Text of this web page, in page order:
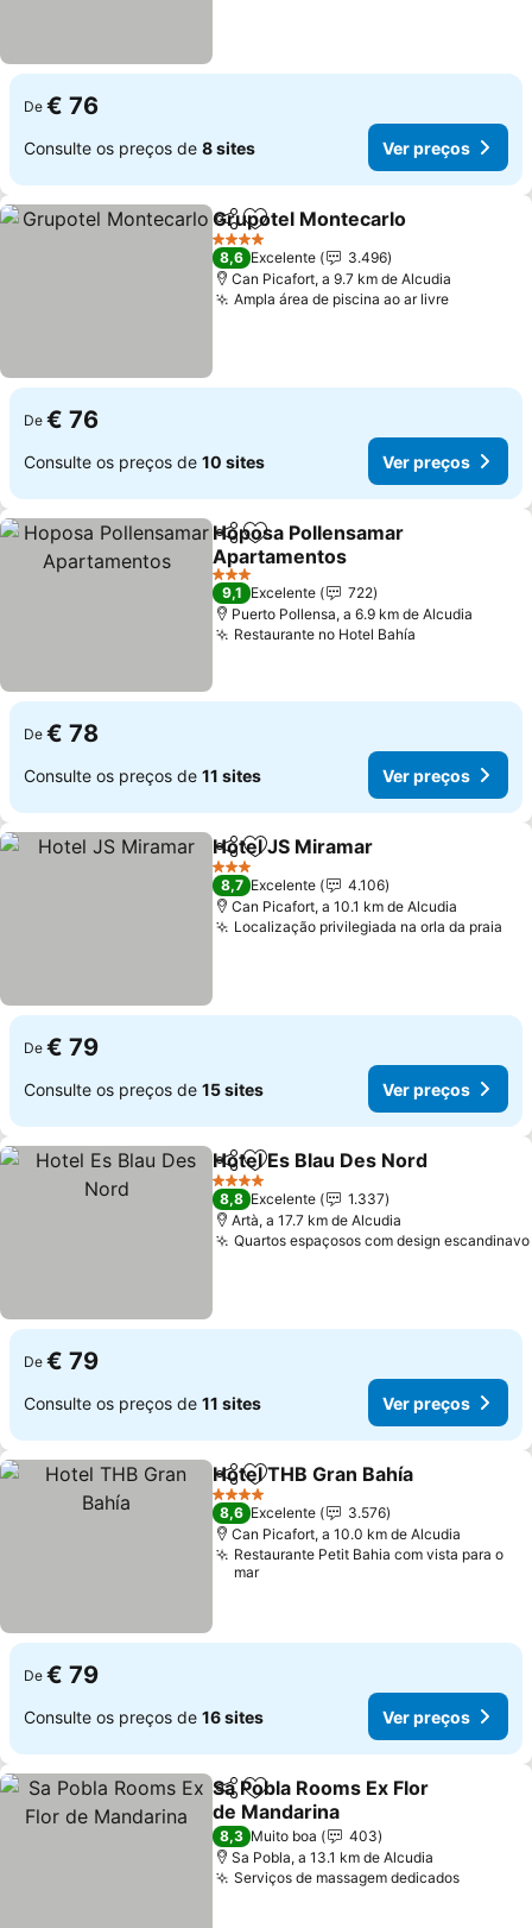
De € 76
Consulte os preços de 8 sites Ver preços
PartilharAdicionar aos favoritos
Grupotel Montecarlo
4 Estrelas
8,6 Excelente
3.496
Can Picafort, a 9.7 km de Alcudia
Ampla área de piscina ao ar livreVer
De € 76
Consulte os preços de 10 sites Ver preços
PartilharAdicionar aos favoritos
Hoposa Pollensamar
Apartamentos
Ver preços
3 Estrelas
9,1 Excelente
722
Puerto Pollensa, a 6.9 km de Alcudia
Restaurante no Hotel Bahía
De € 78
Consulte os preços de 11 sites Ver preços
PartilharAdicionar aos favoritos
Hotel JS Miramar
3 Estrelas
8,7 Excelente
4.106
Can Picafort, a 10.1 km de Alcudia
Localização privilegiada na orla da praia
De € 79
Consulte os preços de 15 sites Ver preços
PartilharAdicionar aos favoritos
Hotel Es Blau Des Nord
4 Estrelas
8,8 Excelente
1.337
Artà, a 17.7 km de Alcudia
Quartos espaçosos com design escandinavo
De € 79
Consulte os preços de 11 sites Ver preços
PartilharAdicionar aos favoritos
Hotel THB Gran Bahía
4 Estrelas
8,6 Excelente
3.576
Can Picafort, a 10.0 km de Alcudia
Restaurante Petit Bahia com vista para o
mar
De € 79
Consulte os preços de 16 sites Ver preços
PartilharAdicionar aos favoritos
Sa Pobla Rooms Ex Flor
de Mandarina
Ver preços
8,3 Muito boa
403
Sa Pobla, a 13.1 km de Alcudia
Serviços de massagem dedicadosVer